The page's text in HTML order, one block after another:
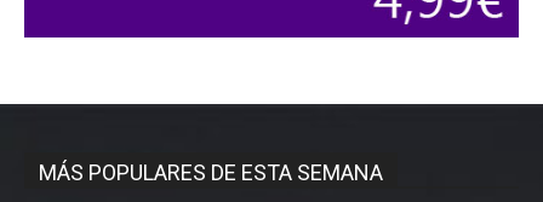
MÁS POPULARES DE ESTA SEMANA